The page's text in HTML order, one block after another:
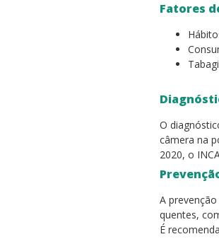
Fatores
O
câmera na
2020, o
A
quentes,
É